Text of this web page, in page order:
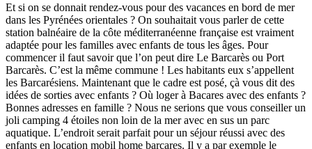
Et si on se donnait rendez-vous pour des vacances en bord de mer
dans les Pyrénées orientales ? On souhaitait vous parler de cette
station balnéaire de la côte méditerranéenne française est vraiment
adaptée pour les familles avec enfants de tous les âges. Pour
commencer il faut savoir que l’on peut dire Le Barcarès ou Port
Barcarès. C’est la même commune ! Les habitants eux s’appellent
les Barcarésiens. Maintenant que le cadre est posé, çà vous dit des
idées de sorties avec enfants ? Où loger à Bacares avec des enfants ?
Bonnes adresses en famille ? Nous ne serions que vous conseiller un
joli camping 4 étoiles non loin de la mer avec en sus un parc
aquatique. L’endroit serait parfait pour un séjour réussi avec des
enfants en location mobil home barcares. Il y a par exemple le